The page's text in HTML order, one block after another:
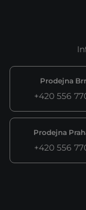
Prodejna
+420 556
Prodejna
+420 556